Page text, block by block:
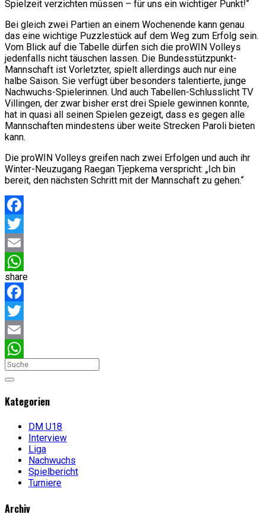
Spielzeit verzichten müssen – für uns ein wichtiger Punkt!“
Bei gleich zwei Partien an einem Wochenende kann genau
das eine wichtige Puzzlestück auf dem Weg zum Erfolg sein.
Vom Blick auf die Tabelle dürfen sich die proWIN Volleys
jedenfalls nicht täuschen lassen. Die Bundesstützpunkt-
Mannschaft ist Vorletzter, spielt allerdings auch nur eine
halbe Saison. Sie verfügt über besonders talentierte, junge
Nachwuchs-Spielerinnen. Und auch Tabellen-Schlusslicht TV
Villingen, der zwar bisher erst drei Spiele gewinnen konnte,
hat in quasi all seinen Spielen gezeigt, dass es gegen alle
Mannschaften mindestens über weite Strecken Paroli bieten
kann.
Die proWIN Volleys greifen nach zwei Erfolgen und auch ihr
Winter-Neuzugang Raegan Tjepkema verspricht: „Ich bin
bereit, den nächsten Schritt mit der Mannschaft zu gehen.“
Facebook
Twitter
Email
WhatsApp
share
Facebook
Twitter
Email
WhatsApp
Kategorien
DM U18
Interview
Liga
Nachwuchs
Spielbericht
Turniere
Archiv